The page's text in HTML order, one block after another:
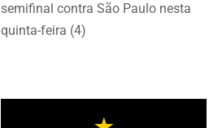
semifinal contra São Paulo nesta
quinta-feira (4)